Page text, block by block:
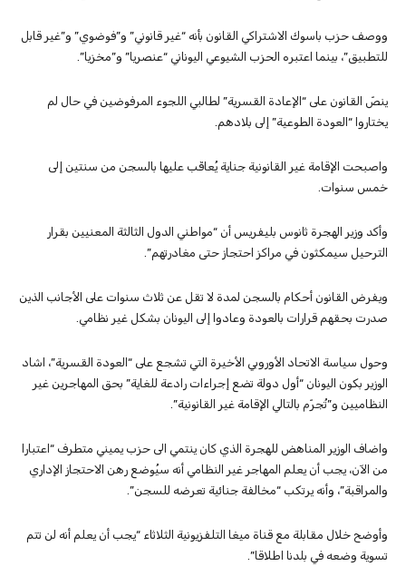
ووصف حزب باسوك الاشتراكي القانون بأنه “غير قانوني” و”فوضوي” و”غير قابل
للتطبيق”، بينما اعتبره الحزب الشيوعي اليوناني “عنصريا” و”مخزيا”.
ينصّ القانون على “الإعادة القسرية” لطالبي اللجوء المرفوضين في حال لم
يختاروا “العودة الطوعية” إلى بلادهم.
واصبحت الإقامة غير القانونية جناية يُعاقَب عليها بالسجن من سنتين إلى
خمس سنوات.
وأكد وزير الهجرة ثانوس بليفريس أن “مواطني الدول الثالثة المعنيين بقرار
الترحيل سيمكثون في مراكز احتجاز حتى مغادرتهم”.
ويفرض القانون أحكام بالسجن لمدة لا تقل عن ثلاث سنوات على الأجانب الذين
صدرت بحقهم قرارات بالعودة وعادوا إلى اليونان بشكل غير نظامي.
وحول سياسة الاتحاد الأوروبي الأخيرة التي تشجع على “العودة القسرية”، اشاد
الوزير بكون اليونان “أول دولة تضع إجراءات رادعة للغاية” بحق المهاجرين غير
النظاميين و”تُجرّم بالتالي الإقامة غير القانونية”.
واضاف الوزير المناهض للهجرة الذي كان ينتمي الى حزب يميني متطرف “اعتبارا
من الآن، يجب أن يعلم المهاجر غير النظامي أنه سيُوضع رهن الاحتجاز الإداري
والمراقبة”، وأنه يرتكب “مخالفة جنائية تعرضه للسجن”.
وأوضح خلال مقابلة مع قناة ميغا التلفزيونية الثلاثاء “يجب أن يعلم أنه لن تتم
تسوية وضعه في بلدنا اطلاقا”.